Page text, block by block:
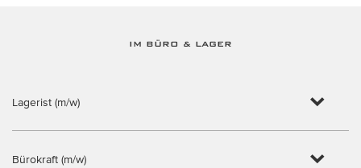
IM BÜRO & LAGER
Lagerist (m/w)
Bürokraft (m/w)